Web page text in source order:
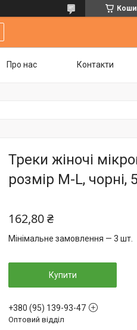
Про нас Контакти
Треки жіночі
розмір M-L, чорні,
162,80 ₴
Мінімальне замовлення — 3 шт.
Купити
+380 (95) 139-93-47
Оптовий відділ